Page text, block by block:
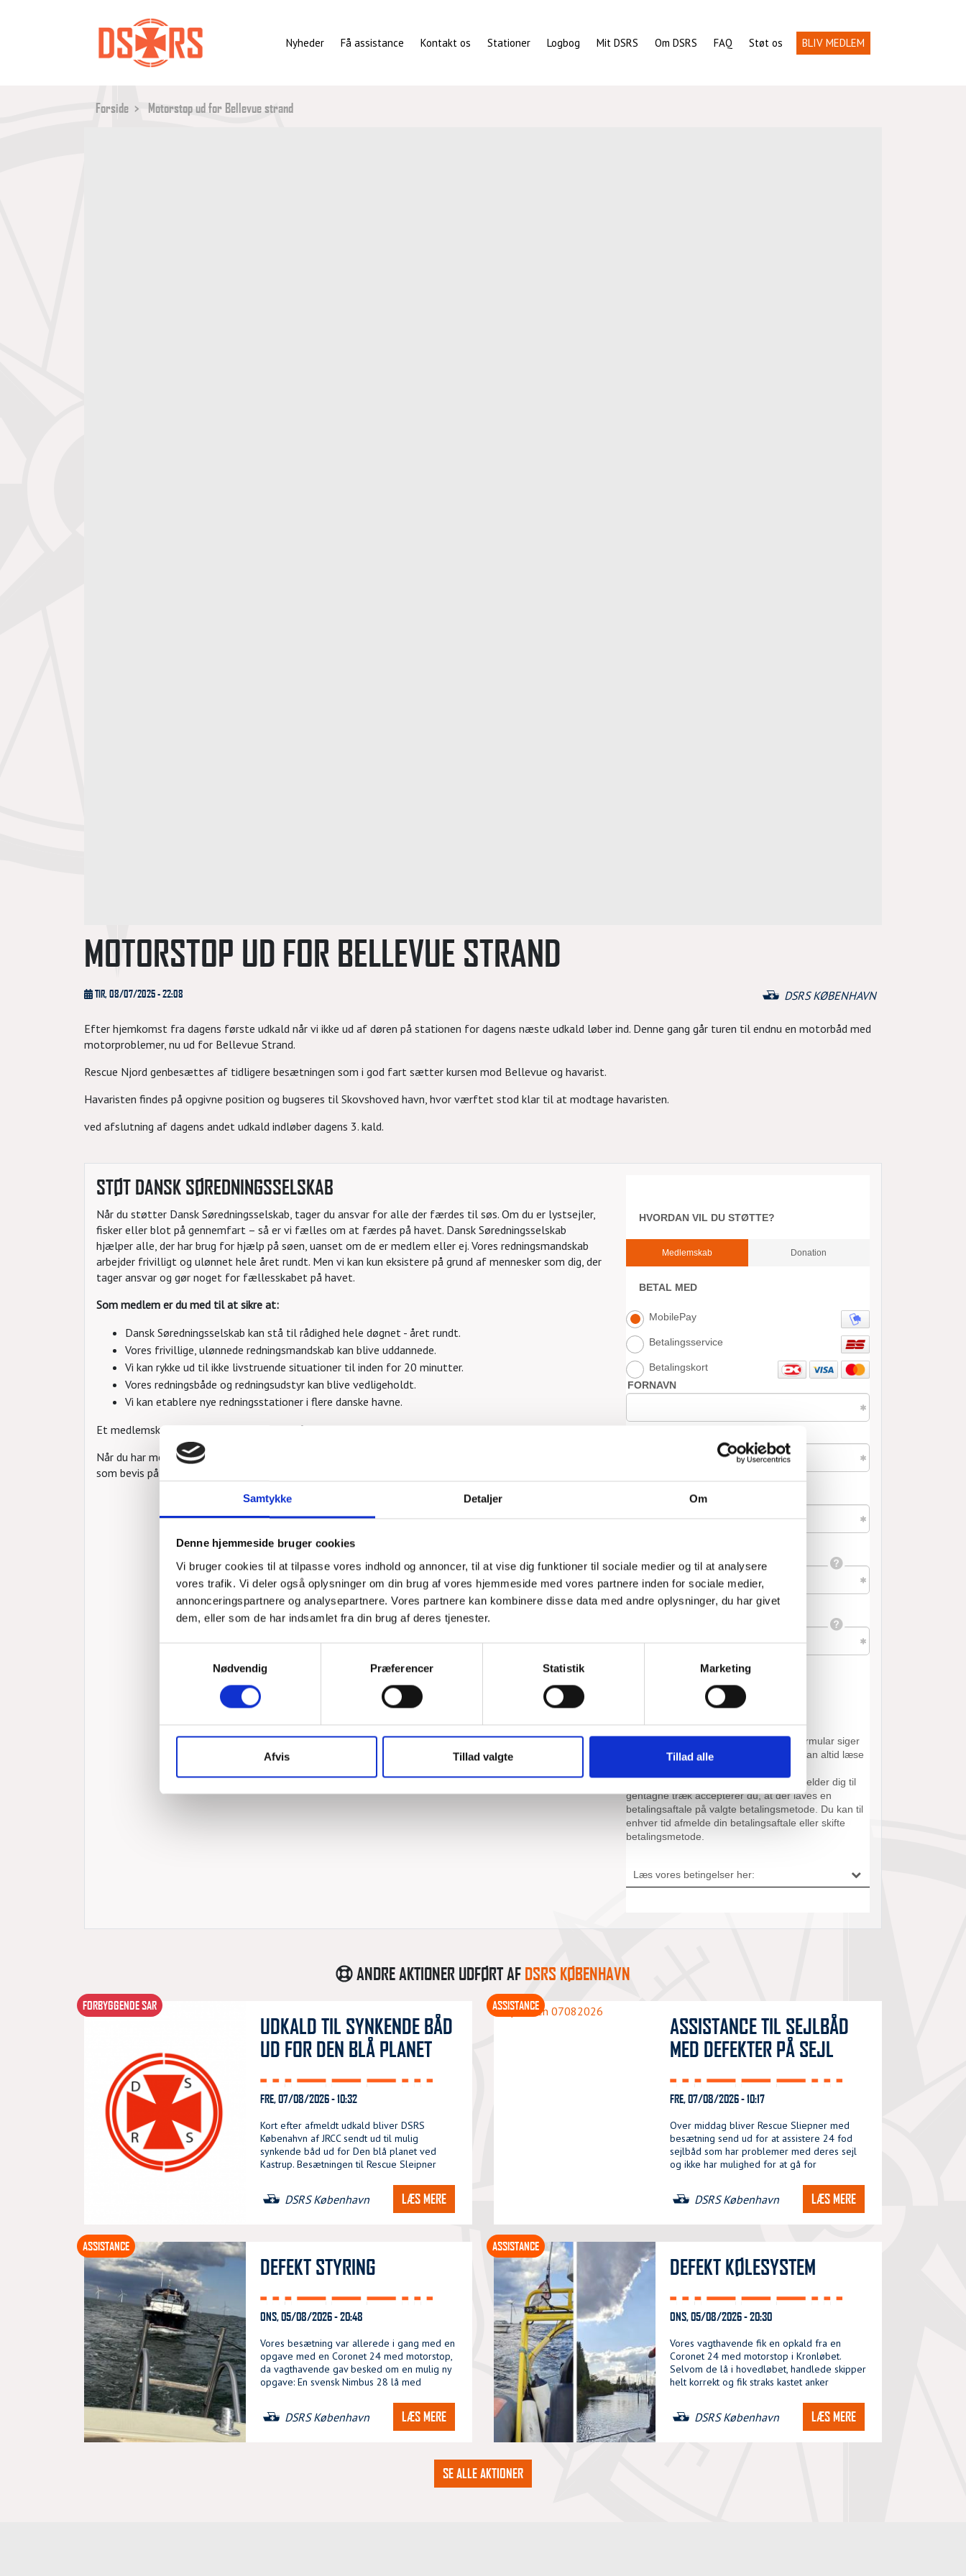
Samtykke Detaljer Om
Denne hjemmeside bruger cookies
Vi bruger cookies til at tilpasse vores indhold og annoncer, til at vise dig funktioner til sociale medier og til at analysere
vores trafik. Vi deler også oplysninger om din brug af vores hjemmeside med vores partnere inden for sociale medier,
annonceringspartnere og analysepartnere. Vores partnere kan kombinere disse data med andre oplysninger, du har givet
dem, eller som de har indsamlet fra din brug af deres tjenester.
Nødvendig
Præferencer Statistik Marketing
Afvis Tillad valgte Tillad alle
Nyheder Få assistance Kontakt os Stationer Logbog Mit DSRS Om DSRS FAQ Støt os BLIV MEDLEM
BRØDKRUMME
Forside Motorstop ud for Bellevue strand
MOTORSTOP UD FOR BELLEVUE STRAND
TIR, 08/07/2025 - 22:08 DSRS KØBENHAVN
Efter hjemkomst fra dagens første udkald når vi ikke ud af døren på stationen for dagens næste udkald løber ind. Denne gang går turen til endnu en motorbåd med
motorproblemer, nu ud for Bellevue Strand.
Rescue Njord genbesættes af tidligere besætningen som i god fart sætter kursen mod Bellevue og havarist.
Havaristen findes på opgivne position og bugseres til Skovshoved havn, hvor værftet stod klar til at modtage havaristen.
ved afslutning af dagens andet udkald indløber dagens 3. kald.
STØT DANSK SØREDNINGSSELSKAB
Når du støtter Dansk Søredningsselskab, tager du ansvar for alle der færdes til søs. Om du er lystsejler,
fisker eller blot på gennemfart – så er vi fælles om at færdes på havet. Dansk Søredningsselskab
hjælper alle, der har brug for hjælp på søen, uanset om de er medlem eller ej. Vores redningsmandskab
arbejder frivilligt og ulønnet hele året rundt. Men vi kan kun eksistere på grund af mennesker som dig, der
tager ansvar og gør noget for fællesskabet på havet.
Som medlem er du med til at sikre at:
Dansk Søredningsselskab kan stå til rådighed hele døgnet - året rundt.
Vores frivillige, ulønnede redningsmandskab kan blive uddannede.
Vi kan rykke ud til ikke livstruende situationer til inden for 20 minutter.
Vores redningsbåde og redningsudstyr kan blive vedligeholdt.
Vi kan etablere nye redningsstationer i flere danske havne.
Et medlemskab koster 600 kr. pr kalender år.
Når du har meldt dig ind, sender vi dig en medlemspakke med en vimpel, et årsmærke og klistermærker,
som bevis på, at du tager ansvar for andre mennesker, der færdes på og i havet.
ANDRE AKTIONER UDFØRT AF DSRS KØBENHAVN
UDKALD TIL SYNKENDE BÅD
UD FOR DEN BLÅ PLANET
FRE, 07/08/2026 - 10:32
Kort efter afmeldt udkald bliver DSRS
Købenahvn af JRCC sendt ud til mulig
synkende båd ud for Den blå planet ved
Kastrup. Besætningen til Rescue Sleipner
DSRS København LÆS MERE
FORBYGGENDE SAR
ASSISTANCE TIL SEJLBÅD
MED DEFEKTER PÅ SEJL
FRE, 07/08/2026 - 10:17
Over middag bliver Rescue Sliepner med
besætning send ud for at assistere 24 fod
sejlbåd som har problemer med deres sejl
og ikke har mulighed for at gå for
DSRS København LÆS MERE
ASSISTANCE
DEFEKT STYRING
ONS, 05/08/2026 - 20:48
Vores besætning var allerede i gang med en
opgave med en Coronet 24 med motorstop,
da vagthavende gav besked om en mulig ny
opgave: En svensk Nimbus 28 lå med
DSRS København LÆS MERE
ASSISTANCE
DEFEKT KØLESYSTEM
ONS, 05/08/2026 - 20:30
Vores vagthavende fik en opkald fra en
Coronet 24 med motorstop i Kronløbet.
Selvom de lå i hovedløbet, handlede skipper
helt korrekt og fik straks kastet anker
DSRS København LÆS MERE
ASSISTANCE
SE ALLE AKTIONER